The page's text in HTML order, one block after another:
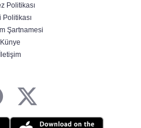
Kanunda şehitleri incitecek
Politikası
Politikası
Şartnamesi
Künye
İletişim